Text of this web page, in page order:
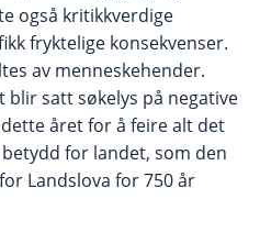
også kritikkverdige
fryktelige konsekvenser.
av menneskehender.
satt søkelys på negative
året for å feire alt det
for landet, som den
Landslova for 750 år